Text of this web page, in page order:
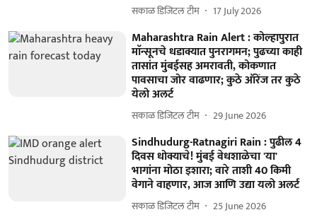
सकाळ डिजिटल टीम 17 July 2026
Maharashtra Rain Alert : कोल्हापुरात
माॅन्सूनचे धडाक्यात पुनरागमन; पुढच्या काही
तासांत मुंबईसह अमरावती, कोकणात
पावसाचा जोर वाढणार; कुठे ऑरेंज तर कुठे
येलो अलर्ट
सकाळ डिजिटल टीम 29 June 2026
Sindhudurg-Ratnagiri Rain : पुढील 4
दिवस धोक्याचे! मुंबई वेधशाळेचा 'या'
भागांना मोठा इशारा; वारे ताशी 40 किमी
वेगाने वाहणार, आज आणि उद्या यलो अलर्ट
सकाळ डिजिटल टीम 25 June 2026